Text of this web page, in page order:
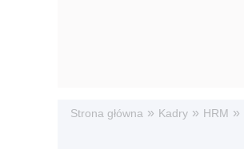
Strona główna » Kadry » HRM »